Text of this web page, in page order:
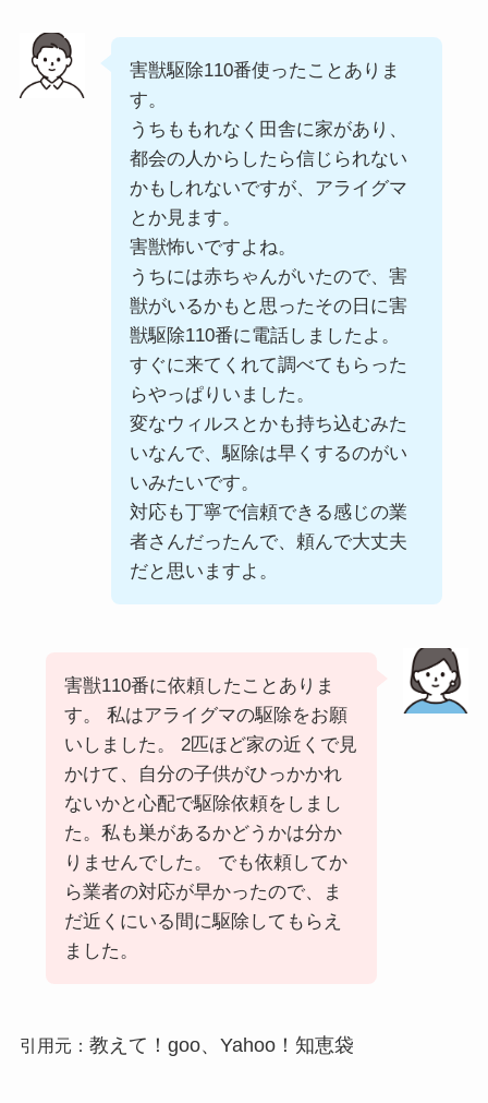
害獣駆除110番使ったことありま
す。
うちももれなく田舎に家があり、
都会の人からしたら信じられない
かもしれないですが、アライグマ
とか見ます。
害獣怖いですよね。
うちには赤ちゃんがいたので、害
獣がいるかもと思ったその日に害
獣駆除110番に電話しましたよ。
すぐに来てくれて調べてもらった
らやっぱりいました。
変なウィルスとかも持ち込むみた
いなんで、駆除は早くするのがい
いみたいです。
対応も丁寧で信頼できる感じの業
者さんだったんで、頼んで大丈夫
だと思いますよ。
害獣110番に依頼したことありま
す。 私はアライグマの駆除をお願
いしました。 2匹ほど家の近くで見
かけて、自分の子供がひっかかれ
ないかと心配で駆除依頼をしまし
た。私も巣があるかどうかは分か
りませんでした。 でも依頼してか
ら業者の対応が早かったので、ま
だ近くにいる間に駆除してもらえ
ました。
引用元： 教えて！goo、Yahoo！知恵袋